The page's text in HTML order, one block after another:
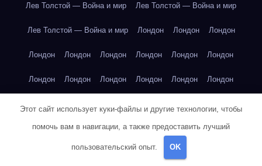
Лев Толстой — Война и мир Лев Толстой — Война и мир
Лев Толстой — Война и мир Лондон Лондон Лондон
Лондон Лондон Лондон Лондон Лондон Лондон
Лондон Лондон Лондон Лондон Лондон Лондон
Лондон Лондон
Лондон Лондон Лондон Лондон Лос-Анджелес
Этот сайт использует куки-файлы и другие технологии, чтобы
помочь вам в навигации, а также предоставить лучший
пользовательский опыт. OK